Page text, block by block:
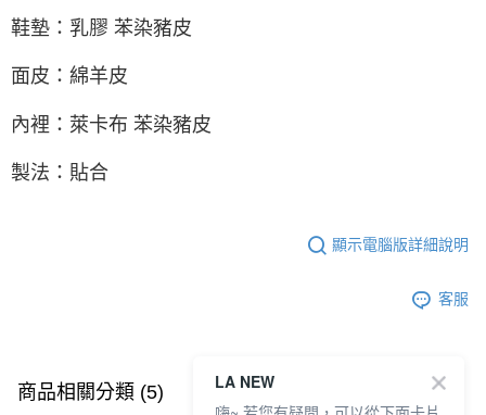
鞋墊：乳膠 苯染豬皮
面皮：綿羊皮
內裡：萊卡布 苯染豬皮
製法：貼合
顯示電腦版詳細說明
客服
商品相關分類 (5) 查看全部
LA NEW